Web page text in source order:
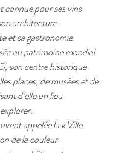
connue pour ses vins
architecture
et sa gastronomie
au patrimoine mondial
son centre historique
places, de musées et de
d’elle un lieu
appelée la « Ville
de la couleur